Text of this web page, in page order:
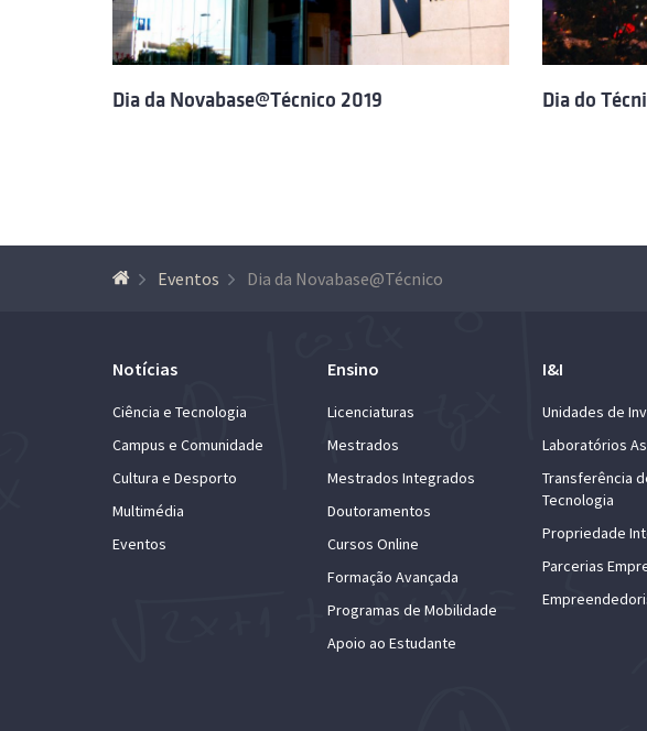
Dia da Novabase@Técnico 2019 Dia do
Eventos Dia da Novabase@Técnico
Notícias
Ciência e Tecnologia
Campus e Comunidade
Cultura e Desporto
Multimédia
Eventos
Ensino
Licenciaturas
Mestrados
Mestrados Integrados
Doutoramentos
Cursos Online
Formação Avançada
Programas de Mobilidade
Apoio ao Estudante
I&I
Unidades de
Laboratórios
Transferência
Tecnologia
Propriedade
Parcerias